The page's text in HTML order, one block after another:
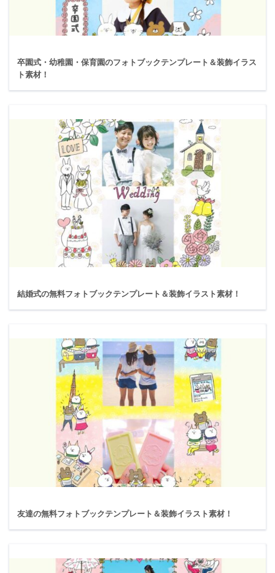
卒園式・幼稚園・保育園のフォトブックテンプレート＆装飾イラス
ト素材！
結婚式の無料フォトブックテンプレート＆装飾イラスト素材！
友達の無料フォトブックテンプレート＆装飾イラスト素材！